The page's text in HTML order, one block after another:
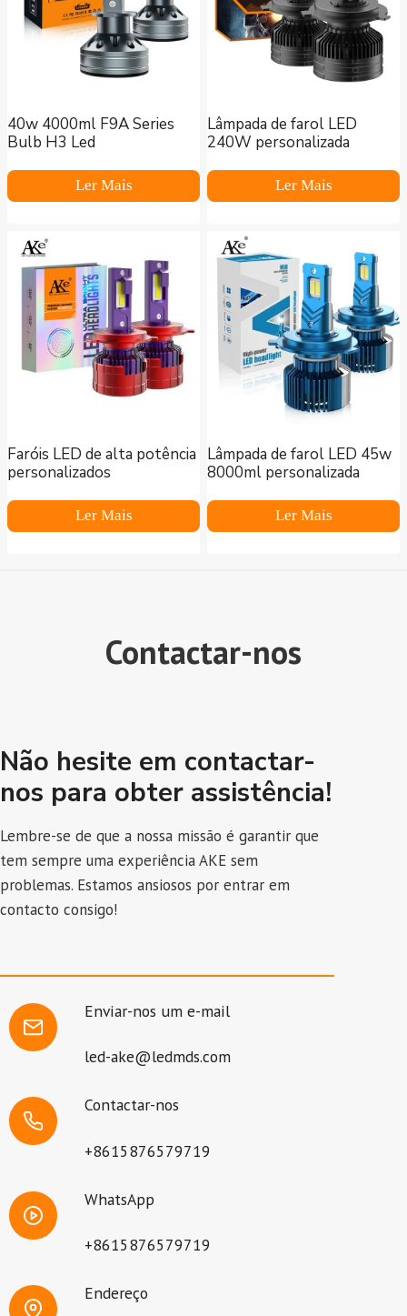
40w 4000ml F9A Series
Bulb H3 Led
Ler Mais
Lâmpada de farol LED
240W personalizada
Ler Mais
Faróis LED de alta potência
personalizados
Ler Mais
Lâmpada de farol LED 45w
8000ml personalizada
Ler Mais
Contactar-nos
Não hesite em contactar-
nos para obter assistência!
Lembre-se de que a nossa missão é garantir que
tem sempre uma experiência AKE sem
problemas. Estamos ansiosos por entrar em
contacto consigo!
Enviar-nos um e-mail
led-ake@ledmds.com
Contactar-nos
+8615876579719
WhatsApp
+8615876579719
Endereço